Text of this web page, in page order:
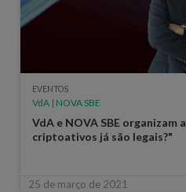
EVENTOS
VdA | NOVA SBE
VdA e NOVA SBE organizam
criptoativos já são legais?"
25 de março de 2021